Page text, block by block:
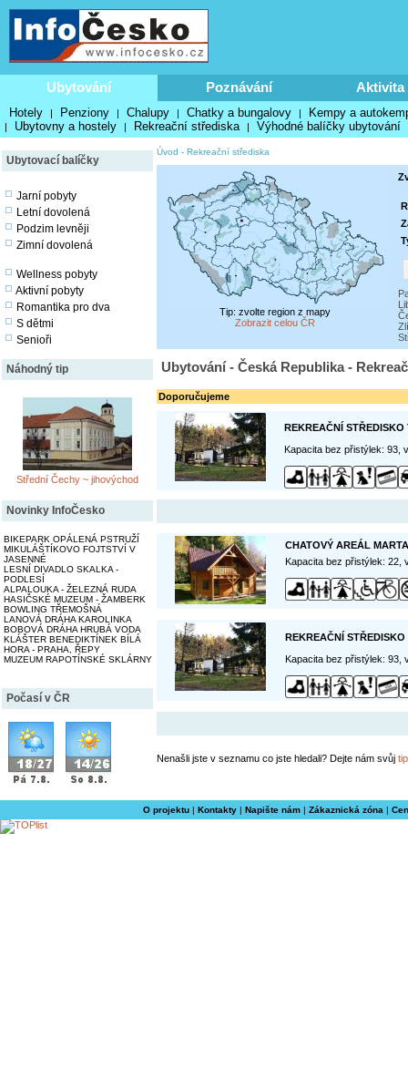
Ubytování Poznávání Aktivita
Hotely | Penziony | Chalupy | Chatky a bungalovy | Kempy a
| Ubytovny a hostely | Rekreační střediska | Výhodné balíčky ubytování
Ubytovací balíčky
Jarní pobyty
Letní dovolená
Podzim levněji
Zimní dovolená
Wellness pobyty
Aktivní pobyty
Romantika pro dva
S dětmi
Senioři
Náhodný tip
Střední Čechy ~ jihovýchod
Novinky InfoČesko
BIKEPARK OPÁLENÁ PSTRUŽÍ
MIKULÁŠTÍKOVO FOJTSTVÍ V
JASENNÉ
LESNÍ DIVADLO SKALKA -
PODLESÍ
ALPALOUKA - ŽELEZNÁ RUDA
HASIČSKÉ MUZEUM - ŽAMBERK
BOWLING TŘEMOŠNÁ
LANOVÁ DRÁHA KAROLINKA
BOBOVÁ DRÁHA HRUBÁ VODA
KLÁŠTER BENEDIKTÍNEK BÍLÁ
HORA - PRAHA, ŘEPY
MUZEUM RAPOTÍNSKÉ SKLÁRNY
Počasí v ČR
Úvod - Rekreační střediska
Tip: zvolte region z mapy
Zobrazit celou ČR
Ubytování - Česká Republika -
Doporučujeme
REKREAČNÍ
Kapacita bez přistýlek: 93,
CHATOVÝ AREÁL
Kapacita bez přistýlek: 22,
REKREAČNÍ
Kapacita bez přistýlek: 93,
Nenašli jste v seznamu co jste hledali? Dejte nám svůj tip
O projektu| Kontakty| Napište nám| Zákaznická zóna |